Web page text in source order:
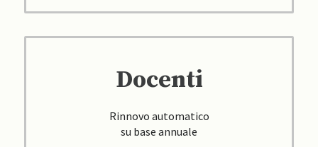
Docenti
Rinnovo automatico
su base annuale